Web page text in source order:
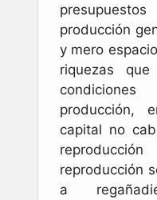
producción
y mero
riquezas
producción,
capital no
reproducción
a